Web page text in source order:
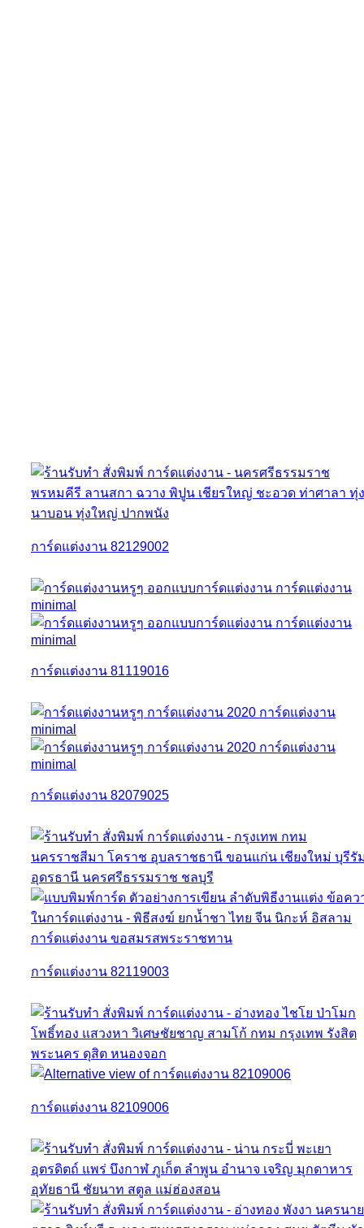
การ์ดแต่งงาน 82129002
การ์ดแต่งงาน 81119016
การ์ดแต่งงาน 82079025
การ์ดแต่งงาน 82119003
การ์ดแต่งงาน 82109006